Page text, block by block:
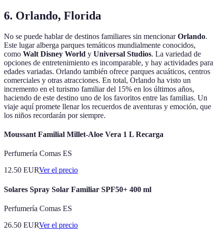
6. Orlando, Florida
No se puede hablar de destinos familiares sin mencionarOrlando.
Este lugar alberga parques temáticos mundialmente conocidos,
como Walt Disney World y Universal Studios. La variedad de
opciones de entretenimiento es incomparable, y hay actividades para
edades variadas. Orlando también ofrece parques acuáticos, centros
comerciales y otras atracciones. En total, Orlando ha visto un
incremento en el turismo familiar del 15% en los últimos años,
haciendo de este destino uno de los favoritos entre las familias. Un
viaje aquí promete llenar los recuerdos de aventuras y emoción, que
los niños recordarán por siempre.
Moussant Familial Millet-Aloe Vera 1 L Recarga
Perfumería Comas ES
12.50 EURVer el precio
Solares Spray Solar Familiar SPF50+ 400 ml
Perfumería Comas ES
26.50 EURVer el precio